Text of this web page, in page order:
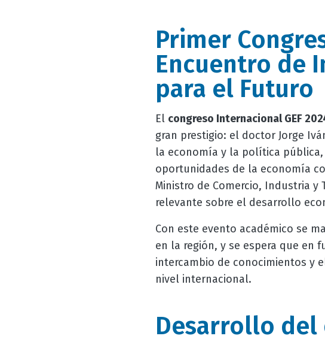
Primer
Encuentro de
para el Futuro
El congreso Internacional GEF
gran prestigio: el doctor Jorge
la economía y la política
oportunidades de la economía
Ministro de Comercio, Industria
relevante sobre el desarrollo
Con este evento académico se
en la región, y se espera que en
intercambio de conocimientos y
nivel internacional.
Desarrollo del